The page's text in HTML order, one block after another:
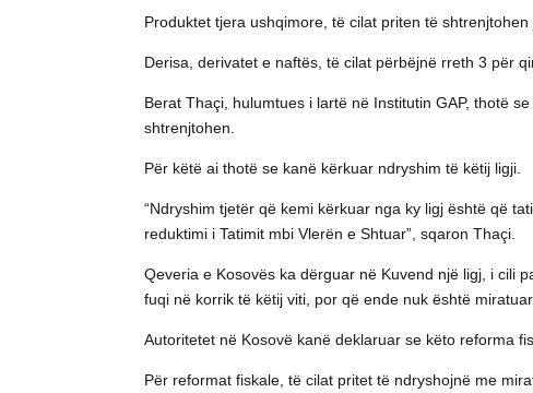
Produktet tjera ushqimore, të cilat priten të
Derisa, derivatet e naftës, të cilat përbëjnë rreth 3 për
Berat Thaçi, hulumtues i lartë në Institutin GAP, thotë
shtrenjtohen.
Për këtë ai thotë se kanë kërkuar ndryshim të këtij ligji.
“Ndryshim tjetër që kemi kërkuar nga ky ligj është që
reduktimi i Tatimit mbi Vlerën e Shtuar”, sqaron Thaçi.
Qeveria e Kosovës ka dërguar në Kuvend një ligj, i cili
fuqi në korrik të këtij viti, por që ende nuk është
Autoritetet në Kosovë kanë deklaruar se këto reforma
Për reformat fiskale, të cilat pritet të ndryshojnë me